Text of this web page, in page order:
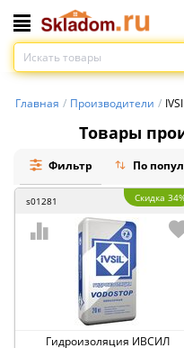
Главная / Производители /
Товары
Фильтр По
s01281 Скидка
Гидроизоляция ИВСИЛ